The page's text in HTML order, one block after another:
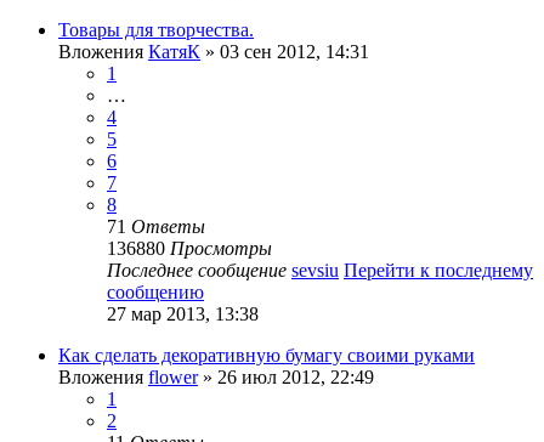
Товары для творчества.
Вложения КатяК » 03 сен 2012, 14:31
1
…
4
5
6
7
8
71 Ответы
136880 Просмотры
Последнее сообщение sevsiu Перейти к последнему
сообщению
27 мар 2013, 13:38
Как сделать декоративную бумагу своими руками
Вложения flower» 26 июл 2012, 22:49
1
2